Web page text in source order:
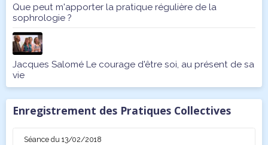
Que peut m'apporter la pratique régulière de la
sophrologie ?
Jacques Salomé Le courage d'être soi, au présent de sa
vie
Enregistrement des Pratiques Collectives
Séance du 13/02/2018